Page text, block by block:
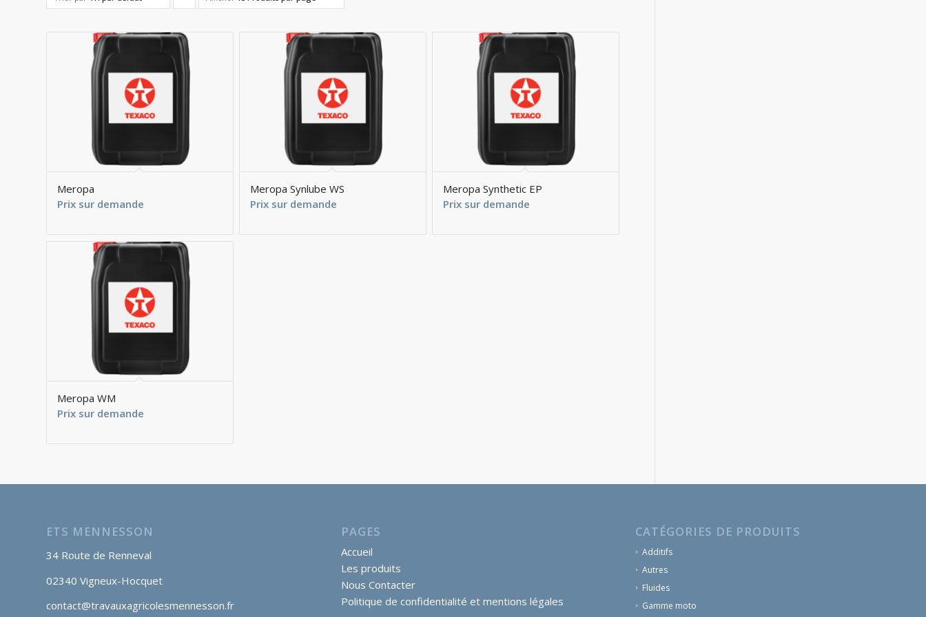
trier
les
produits
ascendant
Meropa
Prix sur demande
Meropa Synlube WS
Prix sur demande
Meropa Synthetic EP
Prix sur demande
Meropa WM
Prix sur demande
ETS MENNESSON
34 Route de Renneval
02340 Vigneux-Hocquet
contact@travauxagricolesmennesson.fr
PAGES
Accueil
Les produits
Nous Contacter
Politique de confidentialité et mentions légales
CATÉGORIES DE PRODUITS
Additifs
Autres
Fluides
Gamme moto